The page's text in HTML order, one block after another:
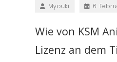
Myouki 6.
Wie von KSM
Lizenz an dem